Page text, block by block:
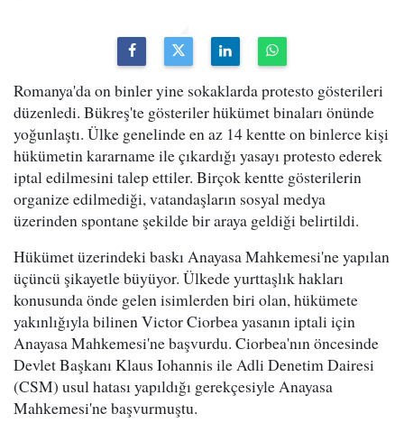
Romanya'da on binler yine sokaklarda protesto gösterileri
düzenledi. Bükreş'te gösteriler hükümet binaları önünde
yoğunlaştı. Ülke genelinde en az 14 kentte on binlerce kişi
hükümetin kararname ile çıkardığı yasayı protesto ederek
iptal edilmesini talep ettiler. Birçok kentte gösterilerin
organize edilmediği, vatandaşların sosyal medya
üzerinden spontane şekilde bir araya geldiği belirtildi.
Hükümet üzerindeki baskı Anayasa Mahkemesi'ne yapılan
üçüncü şikayetle büyüyor. Ülkede yurttaşlık hakları
konusunda önde gelen isimlerden biri olan, hükümete
yakınlığıyla bilinen Victor Ciorbea yasanın iptali için
Anayasa Mahkemesi'ne başvurdu. Ciorbea'nın öncesinde
Devlet Başkanı Klaus Iohannis ile Adli Denetim Dairesi
(CSM) usul hatası yapıldığı gerekçesiyle Anayasa
Mahkemesi'ne başvurmuştu.